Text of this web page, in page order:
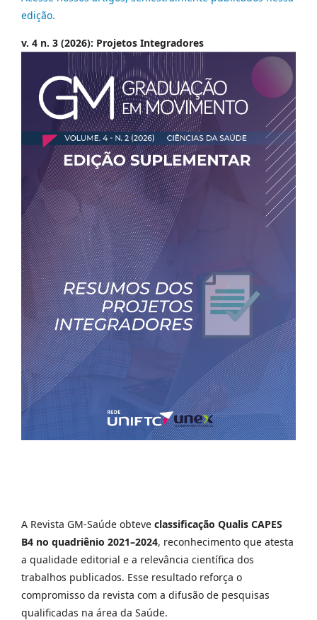
edição.
v. 4 n. 3 (2026): Projetos Integradores
A Revista GM-Saúde obteve classificação Qualis CAPES
B4 no quadriênio 2021–2024, reconhecimento que atesta
a qualidade editorial e a relevância científica dos
trabalhos publicados. Esse resultado reforça o
compromisso da revista com a difusão de pesquisas
qualificadas na área da Saúde.